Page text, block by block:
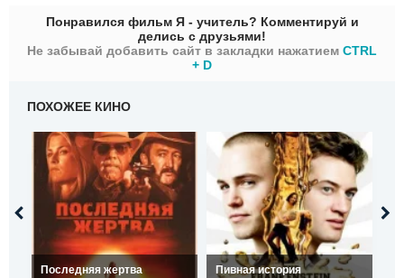
Понравился фильм Я - учитель? Комментируй и
делись с друзьями!
Не забывай добавить сайт в закладки нажатием CTRL
+ D
ПОХОЖЕЕ КИНО
Последняя жертва Пивная история